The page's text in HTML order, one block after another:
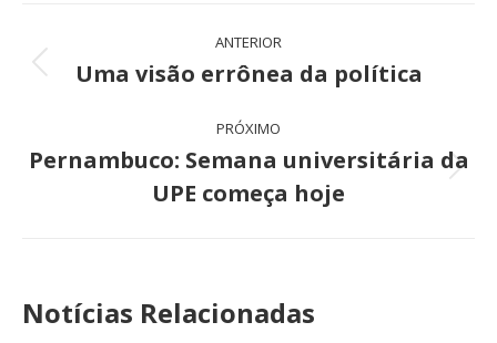
Navegação
de
ANTERIOR
Post
Uma visão errônea da política
PRÓXIMO
Próximo
post:
Pernambuco: Semana universitária da
UPE começa hoje
Notícias Relacionadas